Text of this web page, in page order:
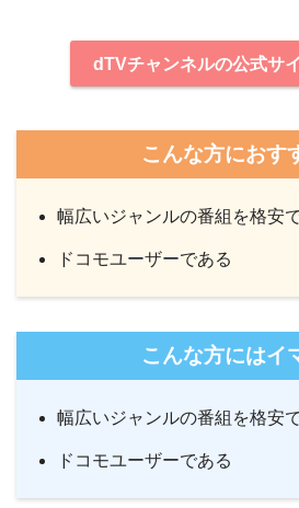
dTVチャンネルの公式サ
こんな方におす
幅広いジャンルの番組を格安
ドコモユーザーである
こんな方にはイ
幅広いジャンルの番組を格安
ドコモユーザーである